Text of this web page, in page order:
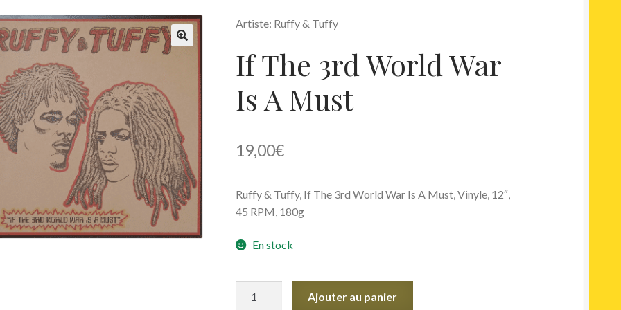
Artiste: Ruffy & Tuffy
If The 3rd World War
Is A Must
19,00€
Ruffy & Tuffy, If The 3rd World War Is A Must, Vinyle, 12″,
45 RPM, 180g
En stock
Ajouter au panier